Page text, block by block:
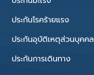
ประกันโรคร้ายแรง
ประกันอุบัติเหตุส่วนบุคคล
ประกันการเดินทาง